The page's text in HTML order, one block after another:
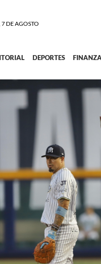
7 DE AGOSTO
DEPORTES